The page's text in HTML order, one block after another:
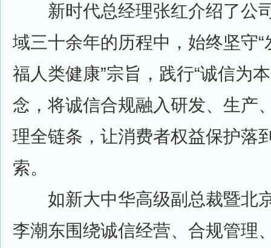
新时代总经理张红介绍了公
域三十余年的历程中，始终坚守
福人类健康”宗旨，践行“诚信为
念，将诚信合规融入研发、生产
理全链条，让消费者权益保护落
索。
如新大中华高级副总裁暨北
李潮东围绕诚信经营、合规管理